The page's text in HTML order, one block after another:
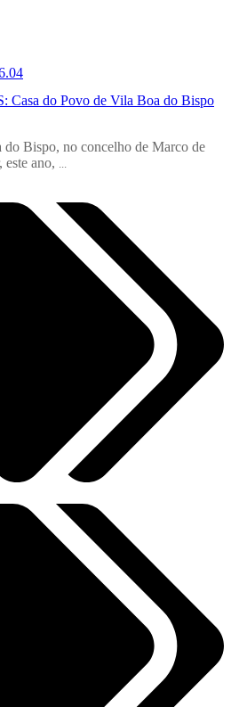
do Povo de Vila Boa do Bispo
Bispo, no concelho de Marco de
este ano, ...